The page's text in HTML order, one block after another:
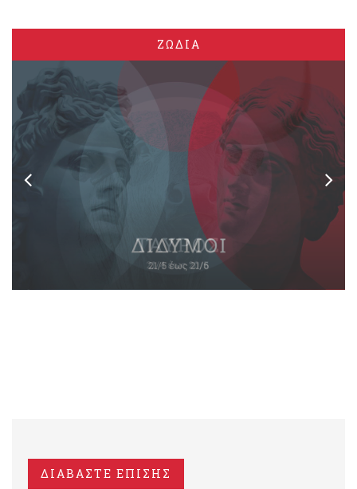
ΖΩΔΙΑ
ΔΙΑΒΑΣΤΕ ΕΠΙΣΗΣ